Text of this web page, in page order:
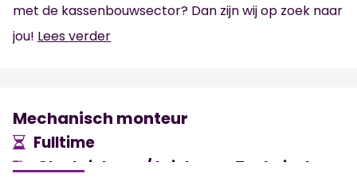
met de kassenbouwsector? Dan zijn wij op zoek naar
jou! Lees verder
Mechanisch monteur
Fulltime
Glastuinbouw/ tuinbouw, Technisch